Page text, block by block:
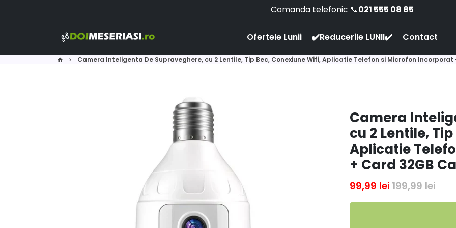
Comanda telefonic 📞021 555 08 85
Ofertele Lunii ✔️Reducerile LUNII✔️ Contact
home keyboard_arrow_right Camera Inteligenta De Supraveghere, cu 2 Lentile, Tip Bec, Conexiune Wifi, Aplicatie Telefon si Microfon Incorporat
Camera
cu 2 Lentile,
Aplicatie
+ Card 32GB
99,99 lei199,99 lei